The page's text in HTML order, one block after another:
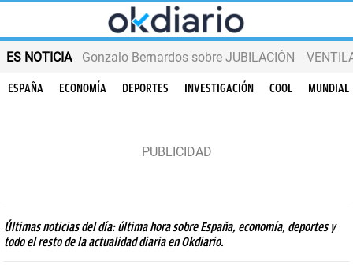
ES NOTICIA Gonzalo Bernardos sobre JUBILACIÓN
ESPAÑA ECONOMÍA DEPORTES INVESTIGACIÓN COOL MUNDIAL
Últimas noticias del día: última hora sobre España, economía, deportes y
todo el resto de la actualidad diaria en Okdiario.